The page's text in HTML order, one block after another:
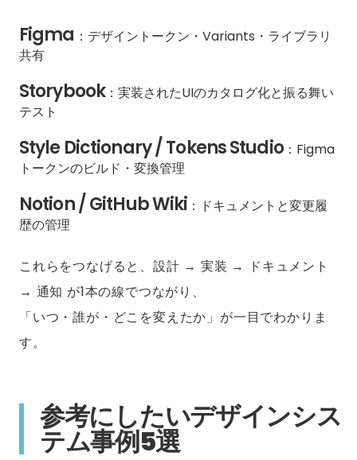
Figma ：デザイントークン・Variants・ライブラリ
共有
Storybook：実装されたUIのカタログ化と振る舞い
テスト
Style Dictionary / Tokens Studio：Figma
トークンのビルド・変換管理
Notion / GitHub Wiki ：ドキュメントと変更履
歴の管理
これらをつなげると、設計 → 実装 → ドキュメント
→ 通知 が1本の線でつながり、
「いつ・誰が・どこを変えたか」が一目でわかりま
す。
参考にしたいデザインシス
テム事例5選